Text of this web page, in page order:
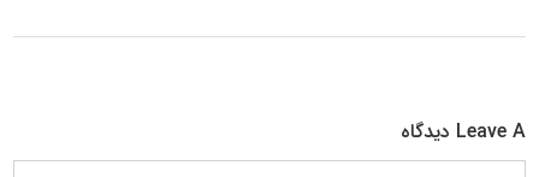
Leave A دیدگاه